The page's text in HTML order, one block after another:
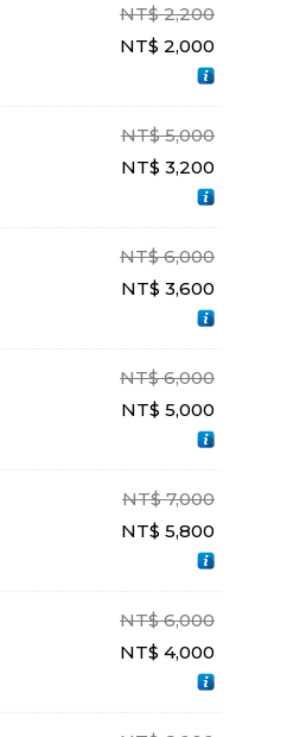
NT$2,200
NT$ 2,000
NT$5,000
NT$ 3,200
NT$6,000
NT$ 3,600
NT$6,000
NT$ 5,000
NT$7,000
NT$ 5,800
NT$6,000
NT$ 4,000